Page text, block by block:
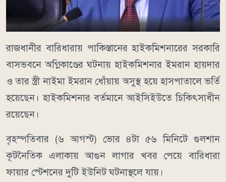
রাজধানীর বারিধারায় পাকিস্তানের হাইকমিশনারের সরকারি
বাসভবনে অগ্নিকাণ্ডের ঘটনায় হাইকমিশনার ইমরান হায়দার
ও তার স্ত্রী নাইমা ইমরান ধোঁয়ায় অসুস্থ হয়ে হাসপাতালে ভর্তি
হয়েছেন। হাইকমিশনার বর্তমানে আইসিইউতে চিকিৎসাধীন
রয়েছেন।
বৃহস্পতিবার (৬ আগস্ট) ভোর ৪টা ৫৬ মিনিটে গুলশান
কূটনৈতিক এলাকায় আগুন লাগার খবর পেয়ে বারিধারা
ফায়ার স্টেশনের দুটি ইউনিট ঘটনাস্থলে যায়।